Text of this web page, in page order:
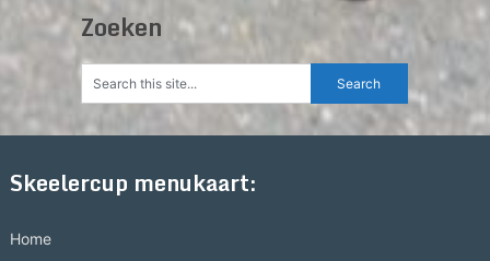
Zoeken
Skeelercup menukaart:
Home